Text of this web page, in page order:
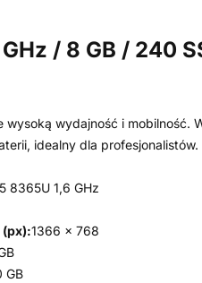
/ 8 GB / 240
wydajność i mobilność.
idealny dla profesjonalistów.
8365U 1,6 GHz
(px):1366 x 768
GB